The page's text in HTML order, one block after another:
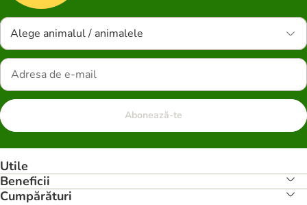
Alege animalul / animalele
Abonează-te
Utile
Beneficii
Cumpărături